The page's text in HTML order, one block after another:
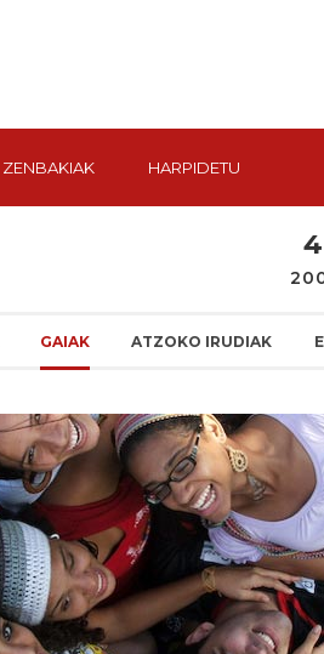
ZENBAKIAK HARPIDETU
GAIAK ATZOKO IRUDIAK